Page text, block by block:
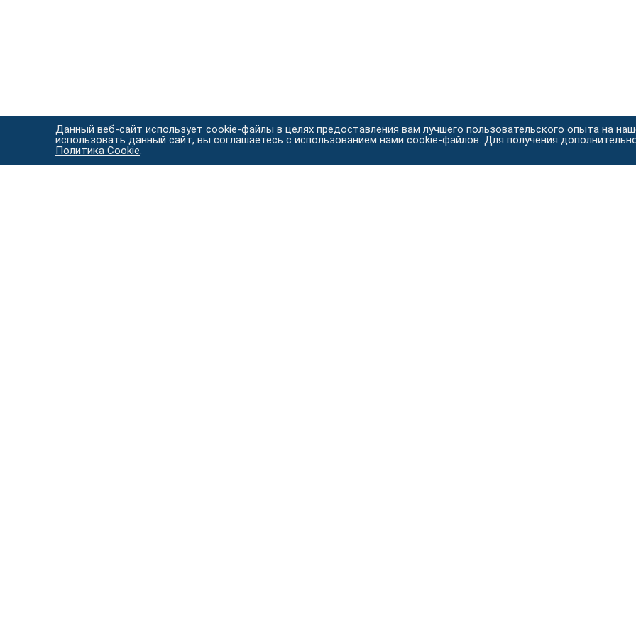
Данный веб-сайт использует cookie-файлы в целях предоставления вам лучшего пользовательского опыта на
использовать данный сайт, вы соглашаетесь с использованием нами cookie-файлов. Для получения
Политика Cookie.